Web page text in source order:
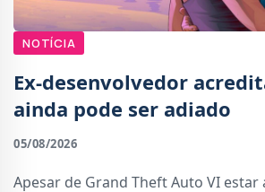
NOTÍCIA
Ex-desenvolvedor
ainda pode ser adiado
05/08/2026
Apesar de Grand Theft Auto VI